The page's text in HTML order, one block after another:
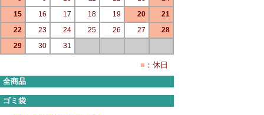
15
16 17 18 19 20
21
22
23 24 25 26 27
28
29
30 31
■ ：休日
全商品
ゴミ袋